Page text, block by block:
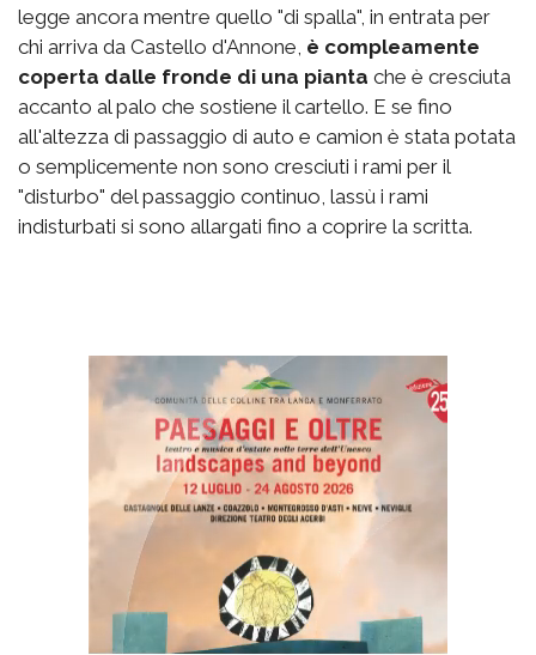
legge ancora mentre quello "di spalla", in entrata per
chi arriva da Castello d'Annone, è compleamente
coperta dalle fronde di una pianta che è cresciuta
accanto al palo che sostiene il cartello. E se fino
all'altezza di passaggio di auto e camion è stata potata
o semplicemente non sono cresciuti i rami per il
"disturbo" del passaggio continuo, lassù i rami
indisturbati si sono allargati fino a coprire la scritta.